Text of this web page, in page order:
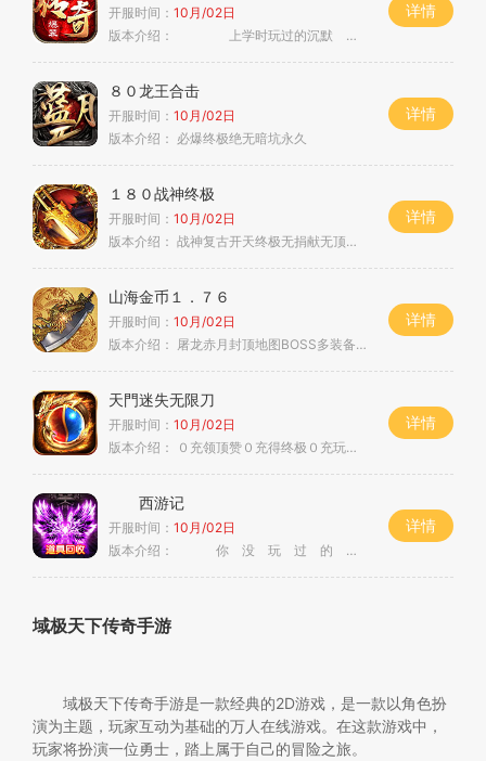
开服时间： 10月/02日
版本介绍：
上学时玩过的沉默
详情
８０龙王合击
开服时间： 10月/02日
版本介绍： 必爆终极绝无暗坑永久
详情
１８０战神终极
开服时间： 10月/02日
版本介绍： 战神复古开天终极无捐献无顶榜地图
详情
山海金币１．７６
开服时间： 10月/02日
版本介绍： 屠龙赤月封顶地图BOSS多装备全靠打
详情
天門迷失无限刀
开服时间： 10月/02日
版本介绍：
０充领顶赞０充得终极０充玩通关一
详情
西游记
开服时间： 10月/02日
版本介绍：
你 没 玩 过 的 传 奇
详情
域极天下传奇手游
域极天下传奇手游是一款经典的2D游戏，是一款以角色扮
演为主题，玩家互动为基础的万人在线游戏。在这款游戏中，
玩家将扮演一位勇士，踏上属于自己的冒险之旅。